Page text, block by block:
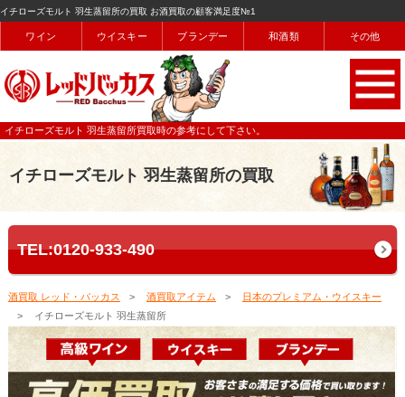
イチローズモルト 羽生蒸留所の買取 お酒買取の顧客満足度№1
ワイン ウイスキー ブランデー 和酒類 その他
イチローズモルト 羽生蒸留所買取時の参考にして下さい。
イチローズモルト 羽生蒸留所の買取
TEL:0120-933-490
酒買取 レッド・バッカス 酒買取アイテム
日本のプレミアム・ウイスキー
イチローズモルト 羽生蒸留所